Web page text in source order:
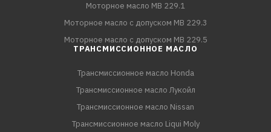
Моторное масло MB 229.1
Моторное масло с допуском MB 229.3
Моторное масло с допуском MB 229.5
ТРАНСМИССИОННОЕ МАСЛО
Трансмиссионное масло Honda
Трансмиссионное масло Лукойл
Трансмиссионное масло Nissan
Трансмиссионное масло Liqui Moly